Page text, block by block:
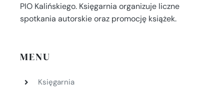
PIO Kalińskiego. Księgarnia organizuje liczne
spotkania autorskie oraz promocję książek.
MENU
Księgarnia